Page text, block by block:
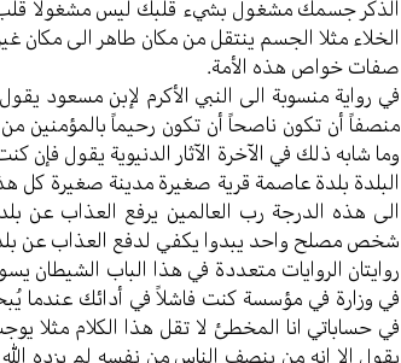
الذكر جسمك مشغول بشيء قلبك ليس مشغولا
الخلاء مثلا الجسم ينتقل من مكان طاهر الى مكان
صفات خواص هذه الأمة.
في رواية منسوبة الى النبي الأكرم لإبن
منصفاً أن تكون ناصحاً أن تكون رحيماً بالمؤمنين
وما شابه ذلك في الآخرة الآثار الدنيوية يقول
البلدة بلدة عاصمة قرية صغيرة مدينة صغيرة كل
الى هذه الدرجة رب العالمين يرفع العذاب عن
شخص مصلح واحد يبدوا يكفي لدفع العذاب عن
روايتان الروايات متعددة في هذا الباب
في وزارة في مؤسسة كنت فاشلاً في أدائك عندما
في حساباتي انا المخطئ لا تقل هذا الكلام مثلا
يقول الا إنه من ينصف الناس من نفسه لم يزده الله